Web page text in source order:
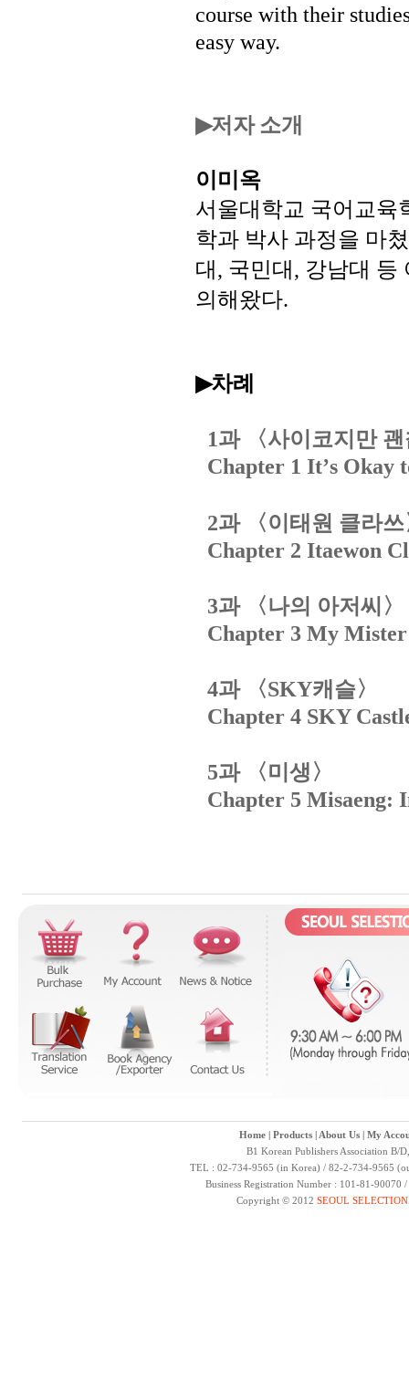
course with their
easy way.
▶저자 소개
이미옥
서울대학교 국어교육
학과 박사 과정을 마
대, 국민대, 강남대 등
의해왔다.
▶차례
1과 〈사이코지만
Chapter 1 It’s Okay
2과 〈이태원 클라
Chapter 2 Itaewon
3과 〈나의 아저씨〉
Chapter 3 My Mister
4과 〈SKY캐슬〉
Chapter 4 SKY
5과 〈미생〉
Chapter 5 Misaeng:
Home| Products| About Us| My
B1 Korean Publishers Association B/
TEL : 02-734-9565 (in Korea) / 82-2-734-9565
Business Registration Number : 101-81-
Copyright © 2012 SEOUL SELECTION